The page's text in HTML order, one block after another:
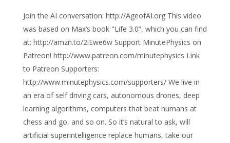
Join the AI conversation: http://AgeofAI.org This video
was based on Max’s book "Life 3.0”, which you can find
at: http://amzn.to/2iEwe6w Support MinutePhysics on
Patreon! http://www.patreon.com/minutephysics Link
to Patreon Supporters:
http://www.minutephysics.com/supporters/ We live in
an era of self driving cars, autonomous drones, deep
learning algorithms, computers that beat humans at
chess and go, and so on. So it’s natural to ask, will
artificial superintelligence replace humans, take our